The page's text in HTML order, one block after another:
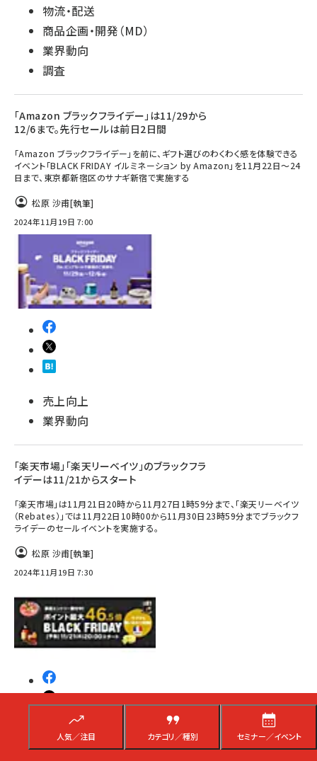
人気／注目 カテゴリ／種別 セミナー／イベント
物流・配送
商品企画・開発（MD）
業界動向
調査
「Amazon ブラックフライデー」は11/29から
12/6まで。先行セールは前日2日間
「Amazon ブラックフライデー」を前に、ギフト選びのわくわく感を体験できる
イベント「BLACK FRIDAY イルミネーション by Amazon」を11月22日～24
日まで、東京都新宿区のサナギ新宿で実施する
松原 沙甫[執筆]
2024年11月19日 7:00
売上向上
業界動向
「楽天市場」「楽天リーベイツ」のブラックフラ
イデーは11/21からスタート
「楽天市場」は11月21日20時から11月27日1時59分まで、「楽天リーベイツ
（Rebates）」では11月22日10時00から11月30日23時59分までブラックフ
ライデーのセールイベントを実施する。
松原 沙甫[執筆]
2024年11月19日 7:30
運営